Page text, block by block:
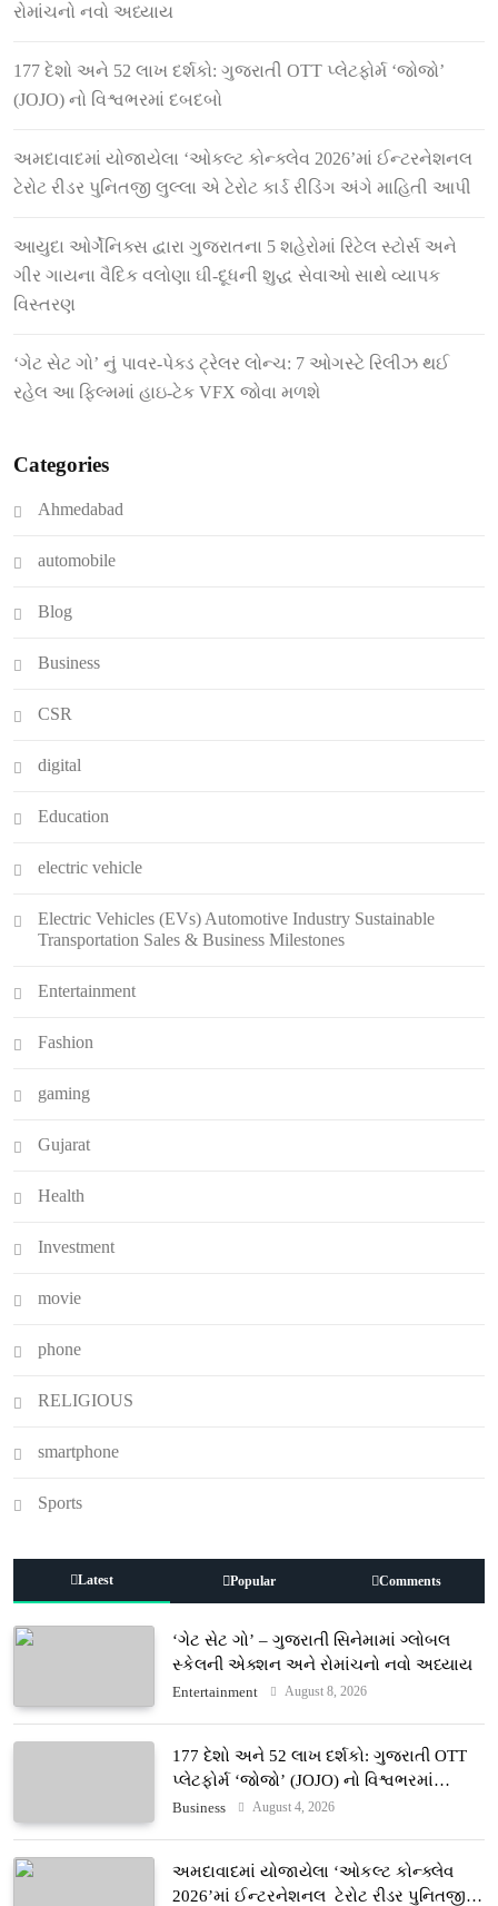
રોમાંચનો નવો અધ્યાય
177 દેશો અને 52 લાખ દર્શકો: ગુજરાતી OTT પ્લેટફોર્મ ‘જોજો’
(JOJO) નો વિશ્વભરમાં દબદબો
અમદાવાદમાં યોજાયેલા ‘ઓકલ્ટ કોન્ક્લેવ 2026’માં ઈન્ટરનેશનલ
ટેરોટ રીડર પુનિતજી લુલ્લા એ ટેરોટ કાર્ડ રીડિંગ અંગે માહિતી આપી
આયુદા ઓર્ગેનિક્સ દ્વારા ગુજરાતના 5 શહેરોમાં રિટેલ સ્ટોર્સ અને
ગીર ગાયના વૈદિક વલોણા ઘી-દૂધની શુદ્ધ સેવાઓ સાથે વ્યાપક
વિસ્તરણ
‘ગેટ સેટ ગો’ નું પાવર-પેક્ડ ટ્રેલર લોન્ચ: 7 ઓગસ્ટે રિલીઝ થઈ
રહેલ આ ફિલ્મમાં હાઇ-ટેક VFX જોવા મળશે
Categories
Ahmedabad
automobile
Blog
Business
CSR
digital
Education
electric vehicle
Electric Vehicles (EVs) Automotive Industry Sustainable
Transportation Sales & Business Milestones
Entertainment
Fashion
gaming
Gujarat
Health
Investment
movie
phone
RELIGIOUS
smartphone
Sports
Latest Popular Comments
‘ગેટ સેટ ગો’ – ગુજરાતી સિનેમામાં ગ્લોબલ
સ્કેલની એક્શન અને રોમાંચનો નવો અધ્યાય
Entertainment August 8, 2026
177 દેશો અને 52 લાખ દર્શકો: ગુજરાતી OTT
પ્લેટફોર્મ ‘જોજો’ (JOJO) નો વિશ્વભરમાં
દબદબો
Business August 4, 2026
અમદાવાદમાં યોજાયેલા ‘ઓકલ્ટ કોન્ક્લેવ
2026’માં ઈન્ટરનેશનલ ટેરોટ રીડર પુનિતજી